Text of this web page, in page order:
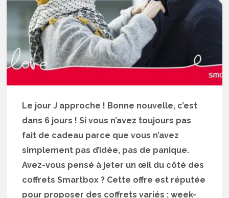
Le jour J approche ! Bonne nouvelle, c’est
dans 6 jours ! Si vous n’avez toujours pas
fait de cadeau parce que vous n’avez
simplement pas d’idée, pas de panique.
Avez-vous pensé à jeter un œil du côté des
coffrets Smartbox ? Cette offre est réputée
pour proposer des coffrets variés : week-